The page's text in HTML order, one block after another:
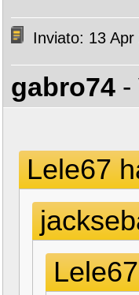
Inviato: 13
gabro74 -
Lele67